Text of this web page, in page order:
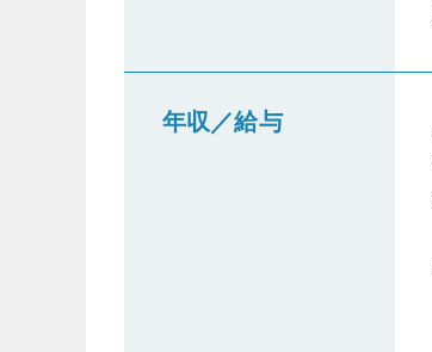
年収／給与